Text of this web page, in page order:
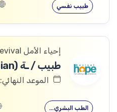
طبيب نفسي
إحياء الأمل Hope Revival
طبيب / ـة (Physician)
الموعد النهائي: 10/08/2026
الطب البشري…